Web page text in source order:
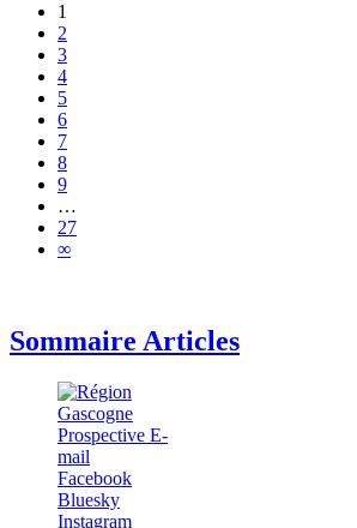
1
2
3
4
5
6
7
8
9
…
27
∞
Sommaire Articles